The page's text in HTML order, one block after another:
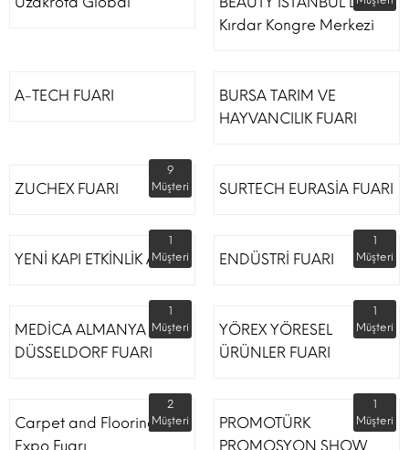
Kırdar Kongre Merkezi
A-TECH FUARI
BURSA TARIM VE
HAYVANCILIK FUARI
ZUCHEX FUARI
9
Müşteri
SURTECH EURASİA FUARI
YENİ KAPI ETKİNLİK ALANI
1
Müşteri
ENDÜSTRİ FUARI
1
Müşteri
MEDİCA ALMANYA
DÜSSELDORF FUARI
1
Müşteri
YÖREX YÖRESEL
ÜRÜNLER FUARI
1
Müşteri
Carpet and Flooring
Expo Fuarı
2
Müşteri
PROMOTÜRK
PROMOSYON SHOW
1
Müşteri